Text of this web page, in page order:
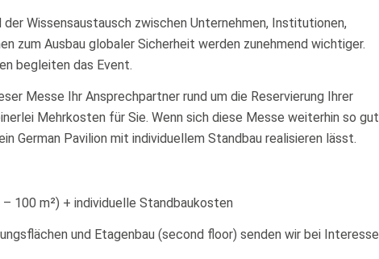
Wissensaustausch zwischen Unternehmen, Institutionen,
zum Ausbau globaler Sicherheit werden zunehmend wichtiger.
begleiten das Event.
Messe Ihr Ansprechpartner rund um die Reservierung Ihrer
Mehrkosten für Sie. Wenn sich diese Messe weiterhin so gut
German Pavilion mit individuellem Standbau realisieren lässt.
100 m²) + individuelle Standbaukosten
und Etagenbau (second floor) senden wir bei Interesse